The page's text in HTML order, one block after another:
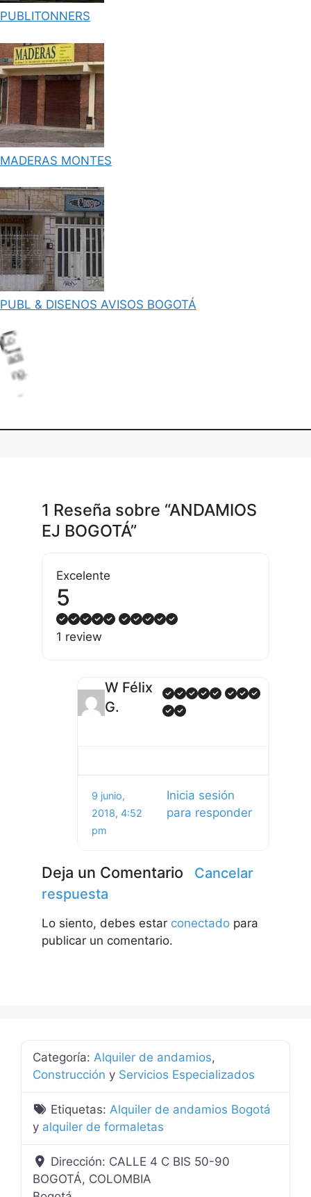
PUBLITONNERS
MADERAS MONTES
PUBL & DISENOS AVISOS BOGOTÁ
L
o
d
i
g
.
1 Reseña sobre “ANDAMIOS
EJ BOGOTÁ”
Excelente
5
1 review
W Félix
G.
9 junio,
2018, 4:52
pm
Inicia sesión
para responder
Deja un Comentario
Cancelar
respuesta
Lo siento, debes estar conectado para
publicar un comentario.
Categoría: Alquiler de andamios,
Construcción y Servicios Especializados
Etiquetas: Alquiler de andamios Bogotá
y alquiler de formaletas
Dirección: CALLE 4 C BIS 50-90
BOGOTÁ, COLOMBIA